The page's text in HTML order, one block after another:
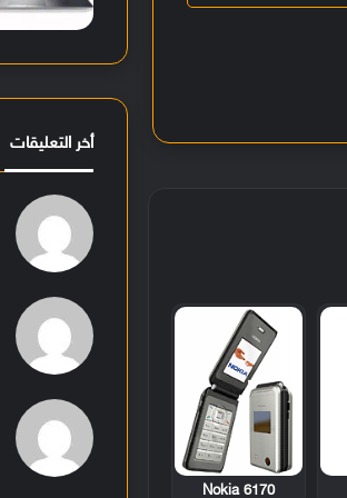
Nokia 6170
أخر التعليقات